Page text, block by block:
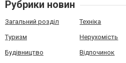
Рубрики новин
Загальний розділ Техніка
Туризм Нерухомість
Будівництво Відпочинок